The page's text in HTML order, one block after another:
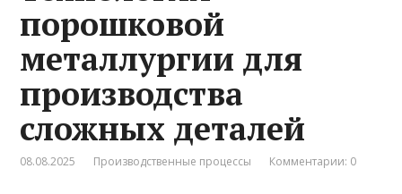
порошковой
металлургии для
производства
сложных деталей
08.08.2025 Производственные процессы Комментарии: 0